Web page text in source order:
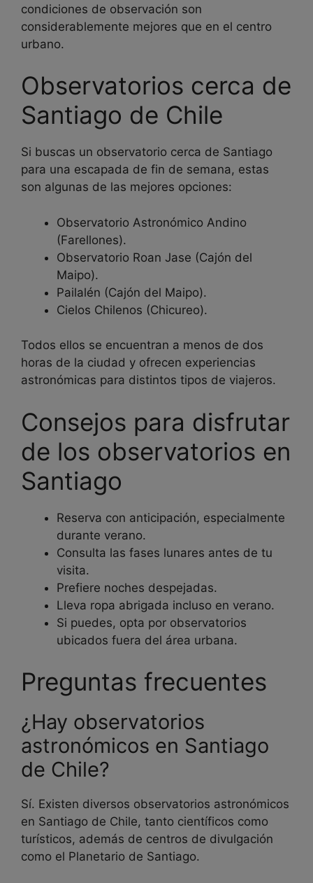
condiciones de observación son
considerablemente mejores que en el centro
urbano.
Observatorios cerca de
Santiago de Chile
Si buscas un observatorio cerca de Santiago
para una escapada de fin de semana, estas
son algunas de las mejores opciones:
Observatorio Astronómico Andino
(Farellones).
Observatorio Roan Jase (Cajón del
Maipo).
Pailalén (Cajón del Maipo).
Cielos Chilenos (Chicureo).
Todos ellos se encuentran a menos de dos
horas de la ciudad y ofrecen experiencias
astronómicas para distintos tipos de viajeros.
Consejos para disfrutar
de los observatorios en
Santiago
Reserva con anticipación, especialmente
durante verano.
Consulta las fases lunares antes de tu
visita.
Prefiere noches despejadas.
Lleva ropa abrigada incluso en verano.
Si puedes, opta por observatorios
ubicados fuera del área urbana.
Preguntas frecuentes
¿Hay observatorios
astronómicos en Santiago
de Chile?
Sí. Existen diversos observatorios astronómicos
en Santiago de Chile, tanto científicos como
turísticos, además de centros de divulgación
como el Planetario de Santiago.